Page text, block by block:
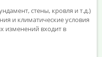
стены, кровля и т.д.)
и климатические условия
изменений входит в